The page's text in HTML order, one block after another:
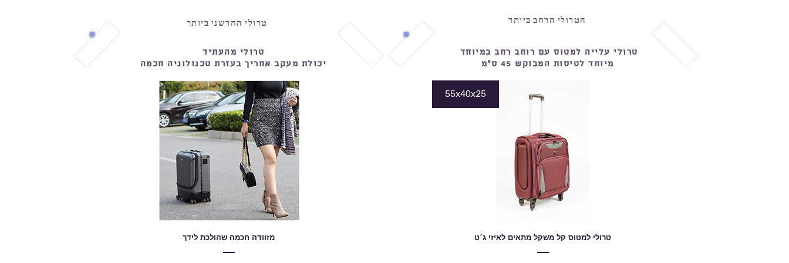
טרולי מהעתיד
יכולת מעקב אחריך בעזרת טכנולוגיה חכמה
מזוודה חכמה שהולכת לידך
טרולי החדשני ביותר
טרולי עלייה למטוס עם רוחב רחב במיוחד
מיוחד לטיסות המבוקש 45 ס״מ
55x40x25
טרולי למטוס קל משקל מתאים לאיזי ג׳ט
הטרולי הרחב ביותר